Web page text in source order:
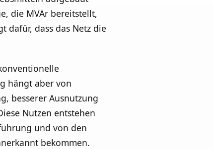
die MVAr bereitstellt,
dafür, dass das Netz die
hängt aber von
besserer Ausnutzung
Nutzen entstehen
und von den
bekommen.